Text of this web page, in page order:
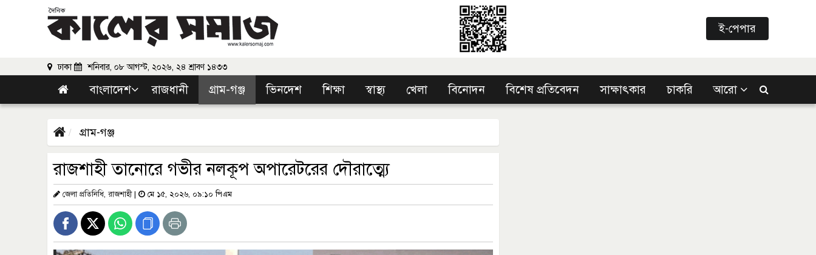
ই-পেপার
ঢাকা শনিবার, ০৮ আগস্ট, ২০২৬, ২৪ শ্রাবণ ১৪৩৩
বাংলাদেশ রাজধানী গ্রাম-গঞ্জ ভিনদেশ শিক্ষা স্বাস্থ্য খেলা বিনোদন বিশেষ প্রতিবেদন সাক্ষাৎকার চাকরি আরো
গ্রাম-গঞ্জ
রাজশাহী তানোরে গভীর নলকূপ অপারেটরের দৌরাত্ম্যে
জেলা প্রতিনিধি, রাজশাহী| মে ১৫, ২০২৬, ০৯:১০ পিএম